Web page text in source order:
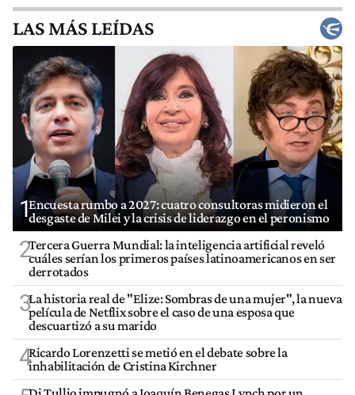
LAS MÁS LEÍDAS
1Encuesta rumbo a 2027: cuatro consultoras midieron el
desgaste de Milei y la crisis de liderazgo en el peronismo
2Tercera Guerra Mundial: la inteligencia artificial reveló
cuáles serían los primeros países latinoamericanos en ser
derrotados
3La historia real de "Elize: Sombras de una mujer", la nueva
película de Netflix sobre el caso de una esposa que
descuartizó a su marido
4Ricardo Lorenzetti se metió en el debate sobre la
inhabilitación de Cristina Kirchner